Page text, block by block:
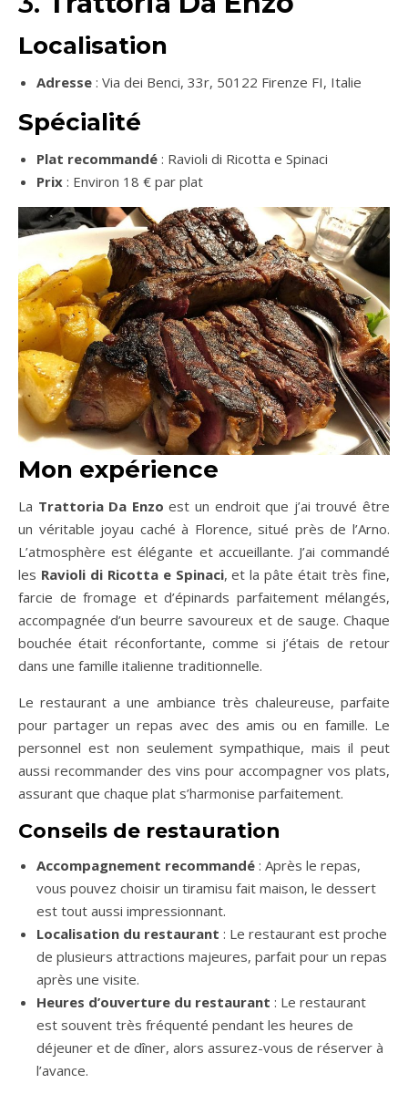
Localisation
Adresse : Via dei Benci, 33r, 50122 Firenze FI, Italie
Spécialité
Plat recommandé : Ravioli di Ricotta e Spinaci
Prix : Environ 18 € par plat
Mon expérience
La Trattoria Da Enzo est un endroit que j’ai trouvé être
un véritable joyau caché à Florence, situé près de l’Arno.
L’atmosphère est élégante et accueillante. J’ai commandé
les Ravioli di Ricotta e Spinaci, et la pâte était très fine,
farcie de fromage et d’épinards parfaitement mélangés,
accompagnée d’un beurre savoureux et de sauge. Chaque
bouchée était réconfortante, comme si j’étais de retour
dans une famille italienne traditionnelle.
Le restaurant a une ambiance très chaleureuse, parfaite
pour partager un repas avec des amis ou en famille. Le
personnel est non seulement sympathique, mais il peut
aussi recommander des vins pour accompagner vos plats,
assurant que chaque plat s’harmonise parfaitement.
Conseils de restauration
Accompagnement recommandé : Après le repas,
vous pouvez choisir un tiramisu fait maison, le dessert
est tout aussi impressionnant.
Localisation du restaurant : Le restaurant est proche
de plusieurs attractions majeures, parfait pour un repas
après une visite.
Heures d’ouverture du restaurant : Le restaurant
est souvent très fréquenté pendant les heures de
déjeuner et de dîner, alors assurez-vous de réserver à
l’avance.